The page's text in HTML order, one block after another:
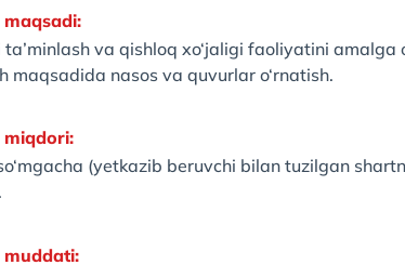
ta’minlash va qishloq xo‘jaligi faoliyatini
maqsadida nasos va quvurlar o‘rnatish.
(yetkazib beruvchi bilan tuzilgan